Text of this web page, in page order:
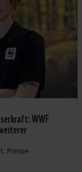
WWF
, Presse-